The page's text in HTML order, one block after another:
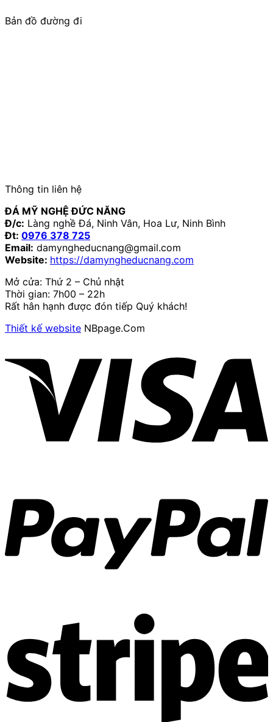
Bản đồ đường đi
Thông tin liên hệ
ĐÁ MỸ NGHỆ ĐỨC NĂNG
Đ/c: Làng nghề Đá, Ninh Vân, Hoa Lư, Ninh Bình
Đt: 0976 378 725
Email: damyngheducnang@gmail.com
Website: https://damyngheducnang.com
Mở cửa: Thứ 2 – Chủ nhật
Thời gian: 7h00 – 22h
Rất hân hạnh được đón tiếp Quý khách!
Thiết kế website NBpage.Com